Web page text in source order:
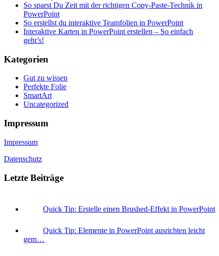
So sparst Du Zeit mit der richtigen Copy-Paste-Technik in
PowerPoint
So erstellst du interaktive Teamfolien in PowerPoint
Interaktive Karten in PowerPoint erstellen – So einfach
geht’s!
Kategorien
Gut zu wissen
Perfekte Folie
SmartArt
Uncategorized
Impressum
Impressum
Datenschutz
Letzte Beiträge
Quick Tip: Erstelle einen Brushed-Effekt in PowerPoint
Quick Tip: Elemente in PowerPoint ausrichten leicht
gem…